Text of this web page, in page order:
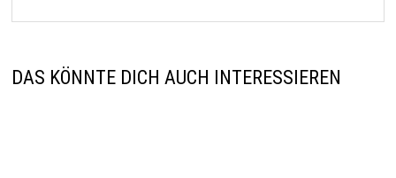
DAS KÖNNTE DICH AUCH INTERESSIEREN